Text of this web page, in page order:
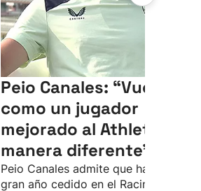
Peio Canales: “Vuelvo
como un jugador
mejorado al Athletic, de
manera diferente”
Peio Canales admite que ha pasado
gran año cedido en el Racing, donde